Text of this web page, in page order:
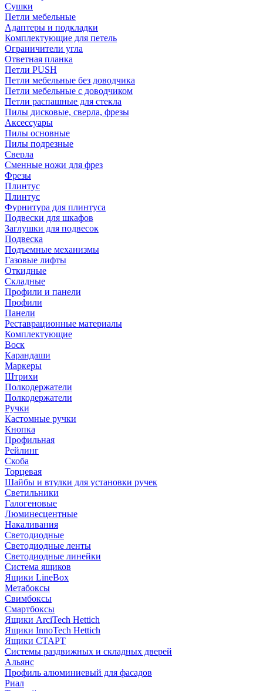
Сушки
Петли мебельные
Адаптеры и подкладки
Комплектующие для петель
Ограничители угла
Ответная планка
Петли PUSH
Петли мебельные без доводчика
Петли мебельные с доводчиком
Петли распашные для стекла
Пилы дисковые, сверла, фрезы
Аксессуары
Пилы основные
Пилы подрезные
Сверла
Сменные ножи для фрез
Фрезы
Плинтус
Плинтус
Фурнитура для плинтуса
Подвески для шкафов
Заглушки для подвесок
Подвеска
Подъемные механизмы
Газовые лифты
Откидные
Складные
Профили и панели
Профили
Панели
Реставрационные материалы
Комплектующие
Воск
Карандаши
Маркеры
Штрихи
Полкодержатели
Полкодержатели
Ручки
Кастомные ручки
Кнопка
Профильная
Рейлинг
Скоба
Торцевая
Шайбы и втулки для установки ручек
Светильники
Галогеновые
Люминесцентные
Накаливания
Светодиодные
Светодиодные ленты
Светодиодные линейки
Система ящиков
Ящики LineBox
Метабоксы
Свимбоксы
Смартбоксы
Ящики ArciTech Hettich
Ящики InnoTech Hettich
Ящики СТАРТ
Системы раздвижных и складных дверей
Альянс
Профиль алюминиевый для фасадов
Риал